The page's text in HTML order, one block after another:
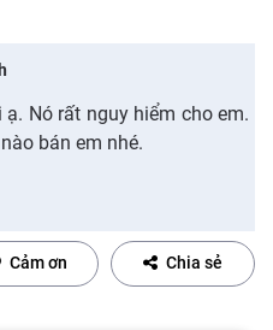
ạ. Nó rất nguy hiểm cho em.
bán em nhé.
Cảm ơn Chia sẻ